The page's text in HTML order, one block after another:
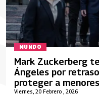
MUNDO
Viernes, 20 Febrero , 2026
Mark Zuckerberg
Ángeles por
proteger a
mental